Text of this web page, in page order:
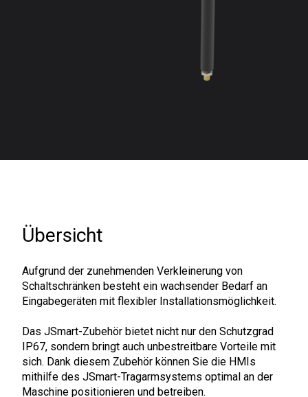
Übersicht
Aufgrund der zunehmenden Verkleinerung von
Schaltschränken besteht ein wachsender Bedarf an
Eingabegeräten mit flexibler Installationsmöglichkeit.
Das JSmart-Zubehör bietet nicht nur den Schutzgrad
IP67, sondern bringt auch unbestreitbare Vorteile mit
sich. Dank diesem Zubehör können Sie die HMIs
mithilfe des JSmart-Tragarmsystems optimal an der
Maschine positionieren und betreiben.